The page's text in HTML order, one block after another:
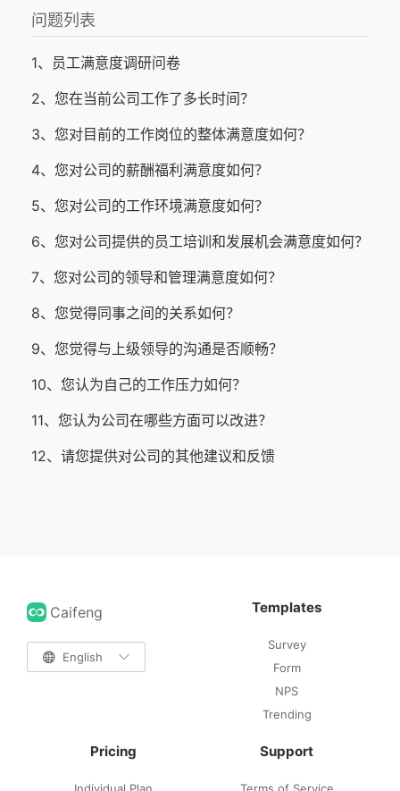
问题列表
1、员工满意度调研问卷
2、您在当前公司工作了多长时间？
3、您对目前的工作岗位的整体满意度如何？
4、您对公司的薪酬福利满意度如何？
5、您对公司的工作环境满意度如何？
6、您对公司提供的员工培训和发展机会满意度如何？
7、您对公司的领导和管理满意度如何？
8、您觉得同事之间的关系如何？
9、您觉得与上级领导的沟通是否顺畅？
10、您认为自己的工作压力如何？
11、您认为公司在哪些方面可以改进？
12、请您提供对公司的其他建议和反馈
Caifeng
 English 
Templates
Survey
Form
NPS
Trending
Pricing Support